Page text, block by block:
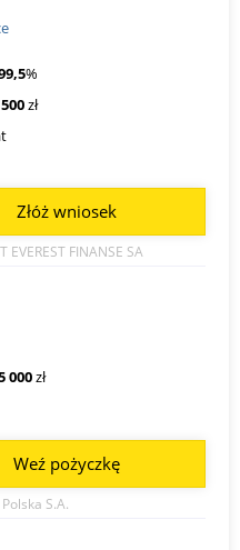
%
zł
EVEREST FINANSE SA
Złóż wniosek
000zł
Polska S.A.
Weź pożyczkę